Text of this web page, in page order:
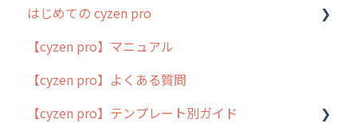
はじめての cyzen pro
cyzen pro とは？
簡易マニュアル
cyzen proの位置情報取得について
【cyzen pro】マニュアル
【cyzen pro】よくある質問
【cyzen pro】テンプレート別ガイド